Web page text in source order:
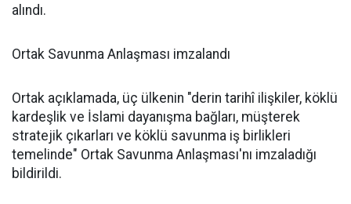
alındı.
Ortak Savunma Anlaşması imzalandı
Ortak açıklamada, üç ülkenin "derin tarihî ilişkiler, köklü
kardeşlik ve İslami dayanışma bağları, müşterek
stratejik çıkarları ve köklü savunma iş birlikleri
temelinde" Ortak Savunma Anlaşması'nı imzaladığı
bildirildi.